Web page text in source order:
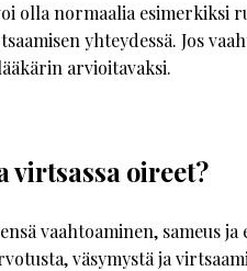
olla normaalia esimerkiksi
yhteydessä. Jos
arvioitavaksi.
virtsassa oireet?
vaahtoaminen, sameus
väsymystä ja